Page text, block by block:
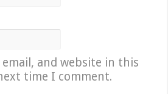
email, and website in this
time I comment.